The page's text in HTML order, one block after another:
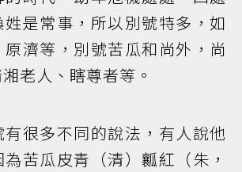
是常事，所以別號特多，如
濟等，別號苦瓜和尚外，尚
老人、瞎尊者等。
很多不同的說法，有人說他
苦瓜皮青（清）瓤紅（朱，